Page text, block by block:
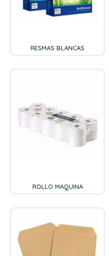
RESMAS BLANCAS
ROLLO MAQUINA